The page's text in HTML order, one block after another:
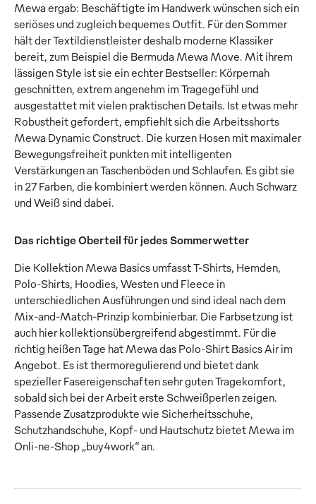
Mewa ergab: Beschäftigte im Handwerk wünschen sich ein
seriöses und zugleich bequemes Outfit. Für den Sommer
hält der Textildienstleister deshalb moderne Klassiker
bereit, zum Beispiel die Bermuda Mewa Move. Mit ihrem
lässigen Style ist sie ein echter Bestseller: Körpernah
geschnitten, extrem angenehm im Tragegefühl und
ausgestattet mit vielen praktischen Details. Ist etwas mehr
Robustheit gefordert, empfiehlt sich die Arbeitsshorts
Mewa Dynamic Construct. Die kurzen Hosen mit maximaler
Bewegungsfreiheit punkten mit intelligenten
Verstärkungen an Taschenböden und Schlaufen. Es gibt sie
in 27 Farben, die kombiniert werden können. Auch Schwarz
und Weiß sind dabei.
Das richtige Oberteil für jedes Sommerwetter
Die Kollektion Mewa Basics umfasst T-Shirts, Hemden,
Polo-Shirts, Hoodies, Westen und Fleece in
unterschiedlichen Ausführungen und sind ideal nach dem
Mix-and-Match-Prinzip kombinierbar. Die Farbsetzung ist
auch hier kollektionsübergreifend abgestimmt. Für die
richtig heißen Tage hat Mewa das Polo-Shirt Basics Air im
Angebot. Es ist thermoregulierend und bietet dank
spezieller Fasereigenschaften sehr guten Tragekomfort,
sobald sich bei der Arbeit erste Schweißperlen zeigen.
Passende Zusatzprodukte wie Sicherheitsschuhe,
Schutzhandschuhe, Kopf- und Hautschutz bietet Mewa im
Onli-ne-Shop „buy4work“ an.